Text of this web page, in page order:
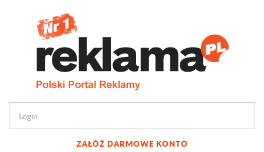
ZAŁÓŻ DARMOWE KONTO